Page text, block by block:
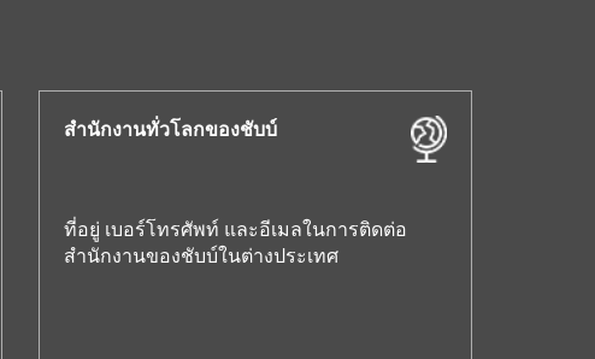
สำนักงานทั่วโลกของชับบ์
ที่อยู่ เบอร์โทรศัพท์ และอีเมลในการติดต่อ
สำนักงานของชับบ์ในต่างประเทศ